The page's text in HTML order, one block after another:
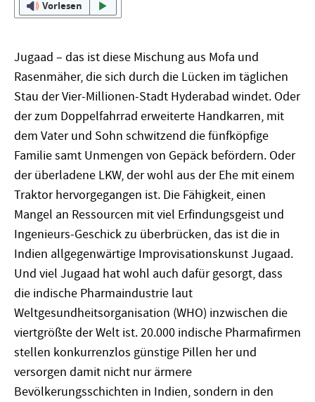
Vorlesen
Jugaad – das ist diese Mischung aus Mofa und
Rasenmäher, die sich durch die Lücken im täglichen
Stau der Vier-Millionen-Stadt Hyderabad windet. Oder
der zum Doppelfahrrad erweiterte Handkarren, mit
dem Vater und Sohn schwitzend die fünfköpfige
Familie samt Unmengen von Gepäck befördern. Oder
der überladene LKW, der wohl aus der Ehe mit einem
Traktor hervorgegangen ist. Die Fähigkeit, einen
Mangel an Ressourcen mit viel Erfindungsgeist und
Ingenieurs-Geschick zu überbrücken, das ist die in
Indien allgegenwärtige Improvisationskunst Jugaad.
Und viel Jugaad hat wohl auch dafür gesorgt, dass
die indische Pharmaindustrie laut
Weltgesundheitsorganisation (WHO) inzwischen die
viertgrößte der Welt ist. 20.000 indische Pharmafirmen
stellen konkurrenzlos günstige Pillen her und
versorgen damit nicht nur ärmere
Bevölkerungsschichten in Indien, sondern in den